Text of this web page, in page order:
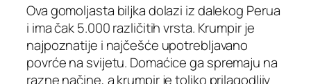
Ova gomoljasta biljka dolazi iz dalekog Perua
i ima čak 5.000 različitih vrsta. Krumpir je
najpoznatije i najčešće upotrebljavano
povrće na svijetu. Domaćice ga spremaju na
razne načine, a krumpir je toliko prilagodljiv